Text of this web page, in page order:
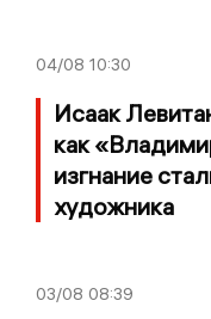
04/08 10:30
Исаак
как
изгнание
художника
03/08 08:39